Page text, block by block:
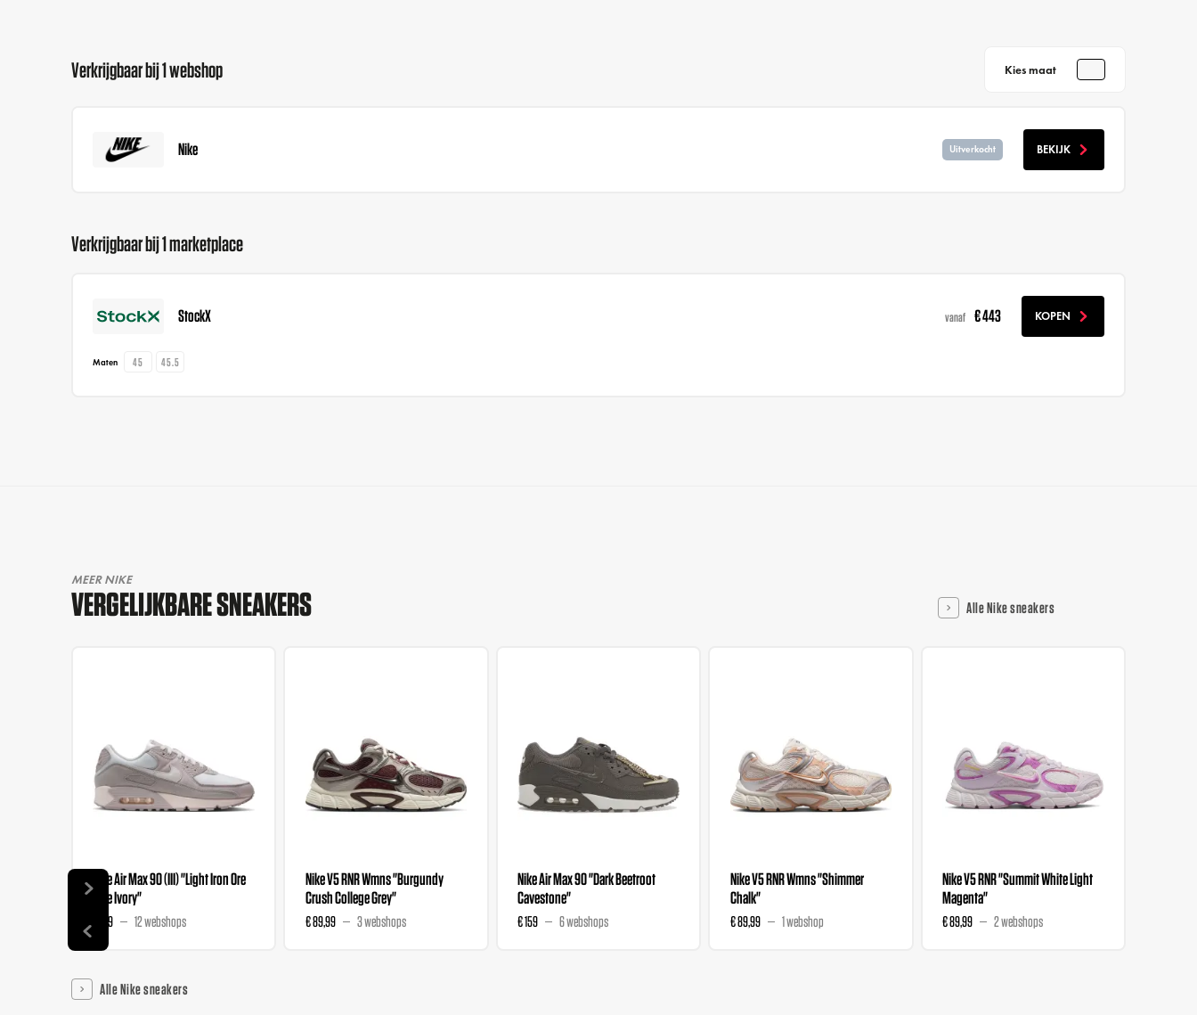
Verkrijgbaar bij 1 webshop Kies maat
Nike Uitverkocht BEKIJK
Verkrijgbaar bij 1 marketplace
StockX vanaf € 443 KOPEN
Maten 45 45.5
MEER NIKE
VERGELIJKBARE SNEAKERS Alle Nike sneakers
Nike Air Max 90 (III) "Light Iron Ore
Pale Ivory"
€ 159 12 webshops
Nike V5 RNR Wmns "Burgundy
Crush College Grey"
€ 89,99 3 webshops
Nike Air Max 90 "Dark Beetroot
Cavestone"
€ 159 6 webshops
Nike V5 RNR Wmns "Shimmer
Chalk"
€ 89,99 1 webshop
Nike V5 RNR "Summit White Light
Magenta"
€ 89,99 2 webshops
Alle Nike sneakers